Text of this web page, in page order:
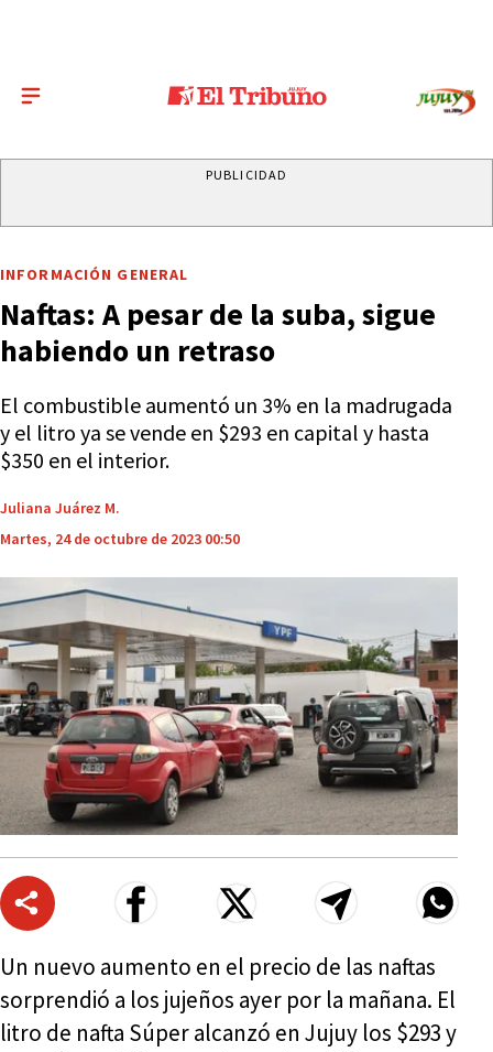
PUBLICIDAD
INFORMACIÓN GENERAL
Naftas: A pesar de la suba, sigue
habiendo un retraso
El combustible aumentó un 3% en la madrugada
y el litro ya se vende en $293 en capital y hasta
$350 en el interior.
Juliana Juárez M.
Martes, 24 de octubre de 2023 00:50
Un nuevo aumento en el precio de las naftas
sorprendió a los jujeños ayer por la mañana. El
litro de nafta Súper alcanzó en Jujuy los $293 y